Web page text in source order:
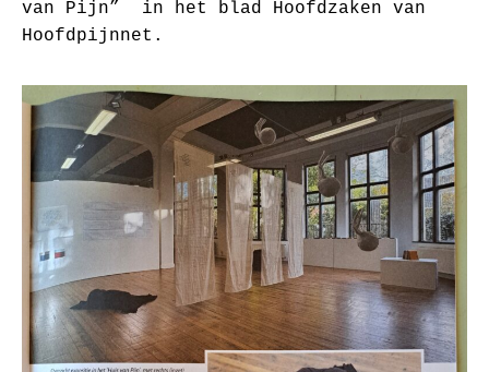
van Pijn” in het blad Hoofdzaken van
Hoofdpijnnet.